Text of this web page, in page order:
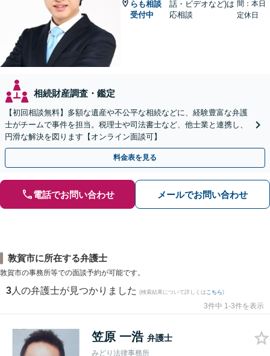
らも相談
受付中
話・ビデオなど)は
応相談
間：本日
定休日
相続財産調査・鑑定
【初回相談無料】多額な遺産や不公平な相続などに、経験豊富な弁護
士がチームで事件を担当。税理士や司法書士など、他士業と連携し、
円滑な解決を図ります【オンライン面談可】
料金表を見る
電話でお問い合わせ メールでお問い合わせ
敦賀市に所在する弁護士
敦賀市の事務所等での面談予約が可能です。
3 人の弁護士が見つかりました (検索結果について詳しくは こちら)
3件中 1-3件を表示
笠原 一浩 弁護士
みどり法律事務所